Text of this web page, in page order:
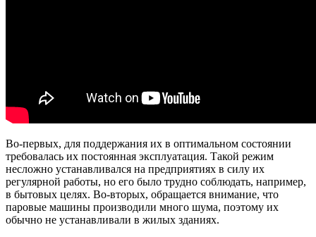
Во-первых, для поддержания их в оптимальном состоянии
требовалась их постоянная эксплуатация. Такой режим
несложно устанавливался на предприятиях в силу их
регулярной работы, но его было трудно соблюдать, например,
в бытовых целях. Во-вторых, обращается внимание, что
паровые машины производили много шума, поэтому их
обычно не устанавливали в жилых зданиях.